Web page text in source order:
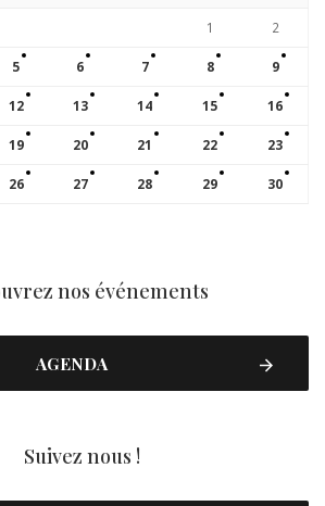
1 2
5 6 7 8 9
12 13 14 15 16
19 20 21 22 23
26 27 28 29 30
nos événements
AGENDA
Suivez nous !